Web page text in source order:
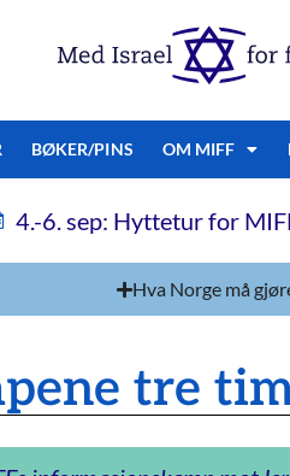
BØKER/PINS OM MIFF
4.-6. sep: Hyttetur for
Hva Norge må
tre